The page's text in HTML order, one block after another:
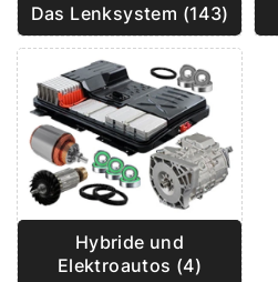
Das Lenksystem (143)
Hybride und
Elektroautos (4)